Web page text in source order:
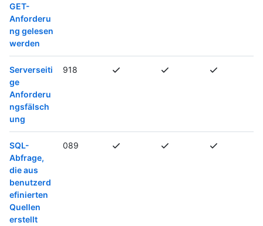
GET-
Anforderu
ng gelesen
werden
Serverseiti
ge
Anforderu
ngsfälsch
ung
918
SQL-
Abfrage,
die aus
benutzerd
efinierten
Quellen
erstellt
089